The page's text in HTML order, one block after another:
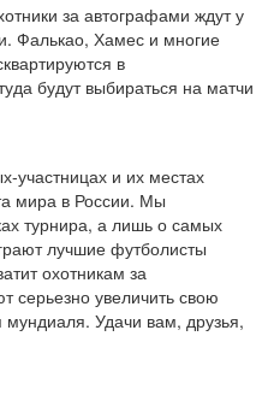
за автографами ждут у
Фалькао, Хамес и многие
в
будут выбираться на матчи
участницах и их местах
мира в России. Мы
турнира, а лишь о самых
лучшие футболисты
охотникам за
серьезно увеличить свою
Удачи вам, друзья,